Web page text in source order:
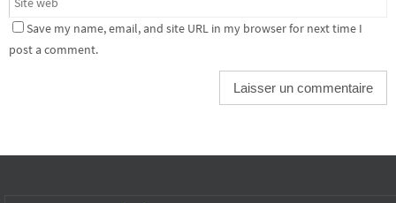
Save my name, email, and site URL in my browser for next time I
post a comment.